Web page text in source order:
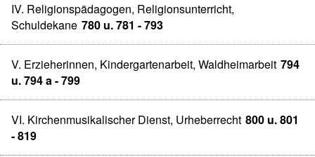
IV. Religionspädagogen, Religionsunterricht,
Schuldekane 780 u. 781 - 793
V. Erzieherinnen, Kindergartenarbeit, Waldheimarbeit 794
u. 794 a - 799
VI. Kirchenmusikalischer Dienst, Urheberrecht 800 u. 801
- 819